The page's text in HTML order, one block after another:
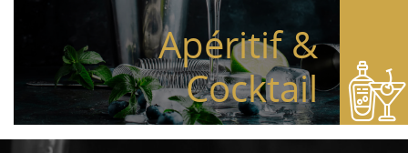
Apéritif &
Cocktail